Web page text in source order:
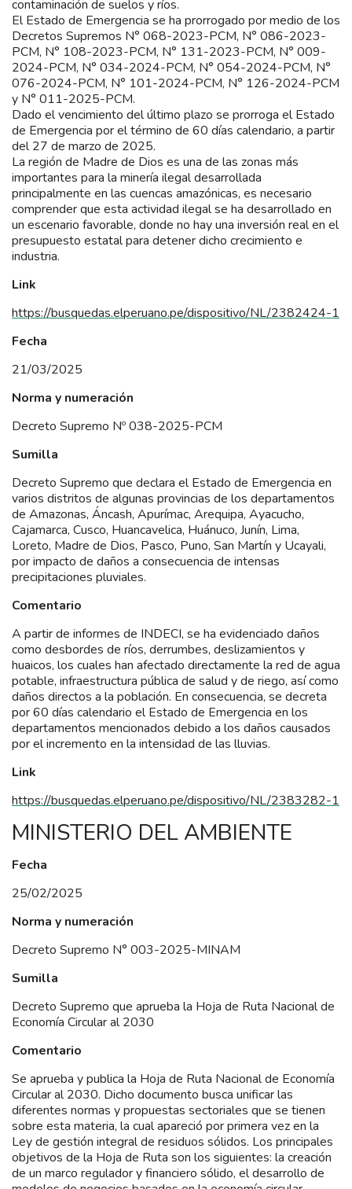
contaminación de suelos y ríos.
El Estado de Emergencia se ha prorrogado por medio de los
Decretos Supremos N° 068-2023-PCM, N° 086-2023-
PCM, N° 108-2023-PCM, N° 131-2023-PCM, N° 009-
2024-PCM, N° 034-2024-PCM, N° 054-2024-PCM, N°
076-2024-PCM, N° 101-2024-PCM, N° 126-2024-PCM
y N° 011-2025-PCM.
Dado el vencimiento del último plazo se prorroga el Estado
de Emergencia por el término de 60 días calendario, a partir
del 27 de marzo de 2025.
La región de Madre de Dios es una de las zonas más
importantes para la minería ilegal desarrollada
principalmente en las cuencas amazónicas, es necesario
comprender que esta actividad ilegal se ha desarrollado en
un escenario favorable, donde no hay una inversión real en el
presupuesto estatal para detener dicho crecimiento e
industria.
Link
https://busquedas.elperuano.pe/dispositivo/NL/2382424-1
Fecha
21/03/2025
Norma y numeración
Decreto Supremo Nº 038-2025-PCM
Sumilla
Decreto Supremo que declara el Estado de Emergencia en
varios distritos de algunas provincias de los departamentos
de Amazonas, Áncash, Apurímac, Arequipa, Ayacucho,
Cajamarca, Cusco, Huancavelica, Huánuco, Junín, Lima,
Loreto, Madre de Dios, Pasco, Puno, San Martín y Ucayali,
por impacto de daños a consecuencia de intensas
precipitaciones pluviales.
Comentario
A partir de informes de INDECI, se ha evidenciado daños
como desbordes de ríos, derrumbes, deslizamientos y
huaicos, los cuales han afectado directamente la red de agua
potable, infraestructura pública de salud y de riego, así como
daños directos a la población. En consecuencia, se decreta
por 60 días calendario el Estado de Emergencia en los
departamentos mencionados debido a los daños causados
por el incremento en la intensidad de las lluvias.
Link
https://busquedas.elperuano.pe/dispositivo/NL/2383282-1
MINISTERIO DEL AMBIENTE
Fecha
25/02/2025
Norma y numeración
Decreto Supremo N° 003-2025-MINAM
Sumilla
Decreto Supremo que aprueba la Hoja de Ruta Nacional de
Economía Circular al 2030
Comentario
Se aprueba y publica la Hoja de Ruta Nacional de Economía
Circular al 2030. Dicho documento busca unificar las
diferentes normas y propuestas sectoriales que se tienen
sobre esta materia, la cual apareció por primera vez en la
Ley de gestión integral de residuos sólidos. Los principales
objetivos de la Hoja de Ruta son los siguientes: la creación
de un marco regulador y financiero sólido, el desarrollo de